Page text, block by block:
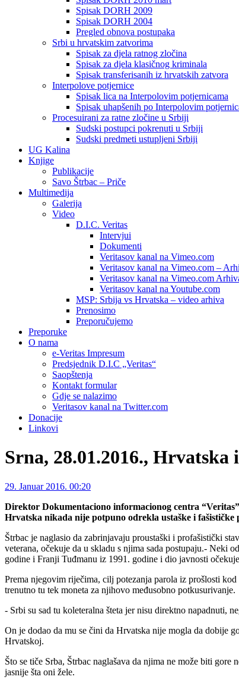
Spisak DORH 2009
Spisak DORH 2004
Pregled obnova postupaka
Srbi u hrvatskim zatvorima
Spisak za djela ratnog zločina
Spisak za djela klasičnog kriminala
Spisak transferisanih iz hrvatskih zatvora
Interpolove potjernice
Spisak lica na Interpolovim potjernicama
Spisak uhapšenih po Interpolovim
Procesuirani za ratne zločine u Srbiji
Sudski postupci pokrenuti u Srbiji
Sudski predmeti ustupljeni Srbiji
UG Kalina
Knjige
Publikacije
Savo Štrbac – Priče
Multimedija
Galerija
Video
D.I.C. Veritas
Intervjui
Dokumenti
Veritasov kanal na Vimeo.com
Veritasov kanal na Vimeo.com –
Veritasov kanal na Vimeo.com
Veritasov kanal na Youtube.com
MSP: Srbija vs Hrvatska – video arhiva
Prenosimo
Preporučujemo
Preporuke
O nama
e-Veritas Impresum
Predsjednik D.I.C „Veritas“
Saopštenja
Kontakt formular
Gdje se nalazimo
Veritasov kanal na Twitter.com
Donacije
Linkovi
Srna, 28.01.2016.,
29. Januar 2016. 00:20
Direktor Dokumentaciono informacionog centra
Hrvatska nikada nije potpuno odrekla ustaške i fašističke
Štrbac je naglasio da zabrinjavaju proustaški i profašistički
veterana, očekuje da u skladu s njima sada postupaju.- Neki
godine i Franji Tuđmanu iz 1991. godine i dio javnosti
Prema njegovim riječima, cilj potezanja parola iz prošlosti
trenutno tu tek moneta za njihovo međusobno potkusurivanje.
- Srbi su sad tu koleteralna šteta jer nisu direktno napadnuti,
On je dodao da mu se čini da Hrvatska nije mogla da dobije
Hrvatskoj.
Što se tiče Srba, Štrbac naglašava da njima ne može biti
jasnije šta oni žele.